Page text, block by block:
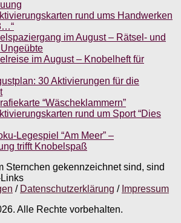
rund ums Handwerken
im August – Rätsel- und
im August – Knobelheft für
30 Aktivierungen für die
“Wäscheklammern”
rund um Sport “Dies
Legespiel “Am Meer” –
trifft Knobelspaß
Sternchen gekennzeichnet sind, sind
/ Datenschutzerklärung / Impressum
Alle Rechte vorbehalten.